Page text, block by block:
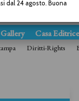
Gallery Casa Editrice
Diritti-Rights
dal 24 agosto. Buona